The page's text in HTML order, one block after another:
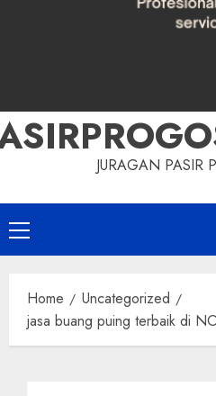
JURAGAN PASIR
Primary
Menu
Home
Uncategorized
jasa buang puing terbaik di